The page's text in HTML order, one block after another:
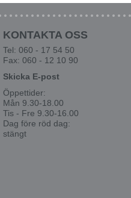
KONTAKTA OSS
Tel: 060 - 17 54 50
Fax: 060 - 12 10 90
Skicka E-post
Öppettider:
Mån 9.30-18.00
Tis - Fre 9.30-16.00
Dag före röd dag:
stängt